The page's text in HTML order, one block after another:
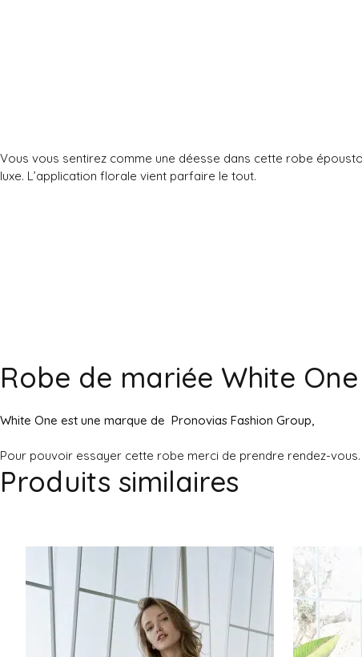
Vous vous sentirez comme une déesse dans cette robe
luxe. L’application florale vient parfaire le tout.
Robe de mariée White One
White One est une marque de Pronovias Fashion Group,
Pour pouvoir essayer cette robe merci de prendre rendez-vous.
Produits similaires